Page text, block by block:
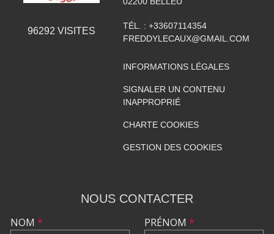
96292 VISITES TÉL. : +33607114354
FREDDYLECAUX@GMAIL.COM
INFORMATIONS LÉGALES
SIGNALER UN CONTENU
INAPPROPRIÉ
CHARTE COOKIES
GESTION DES COOKIES
NOUS CONTACTER
NOM * PRÉNOM *